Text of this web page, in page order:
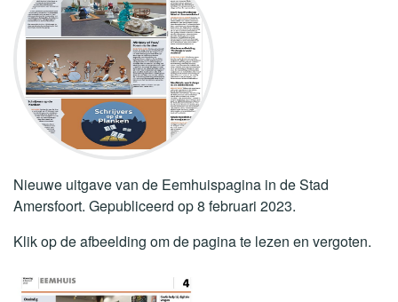
Nieuwe uitgave van de Eemhuispagina in de Stad
Amersfoort. Gepubliceerd op 8 februari 2023.
Klik op de afbeelding om de pagina te lezen en vergoten.